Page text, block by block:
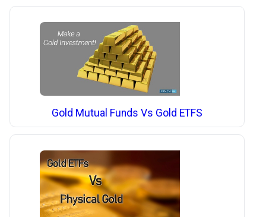
Gold Mutual Funds Vs Gold ETFS